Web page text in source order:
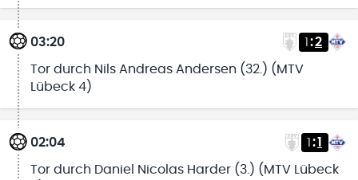
03:20 1 :2
Tor durch Nils Andreas Andersen (32.) (MTV
Lübeck 4)
02:04 1 :1
Tor durch Daniel Nicolas Harder (3.) (MTV Lübeck